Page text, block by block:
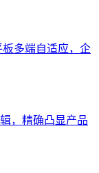
多端自适应，企
，精确凸显产品